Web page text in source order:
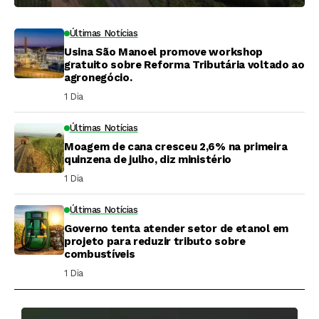
Últimas Notícias
Usina São Manoel promove workshop
gratuito sobre Reforma Tributária voltado ao
agronegócio.
1 Dia ⁮
Últimas Notícias
Moagem de cana cresceu 2,6% na primeira
quinzena de julho, diz ministério
1 Dia ⁮
Últimas Notícias
Governo tenta atender setor de etanol em
projeto para reduzir tributo sobre
combustíveis
1 Dia ⁮